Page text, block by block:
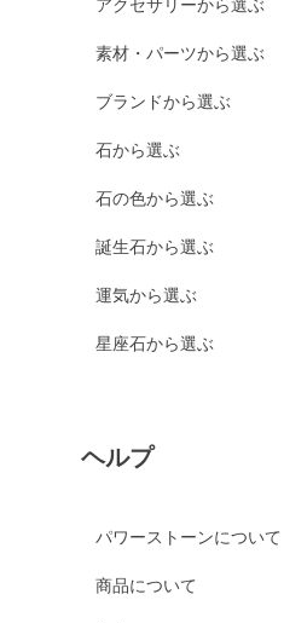
アクセサリーから選ぶ
素材・パーツから選ぶ
ブランドから選ぶ
石から選ぶ
石の色から選ぶ
誕生石から選ぶ
運気から選ぶ
星座石から選ぶ
ヘルプ
パワーストーンについて
商品について